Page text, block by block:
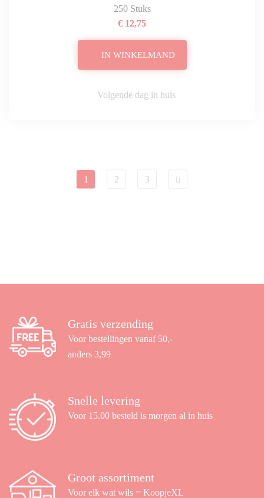
250 Stuks
€ 12,75
IN WINKELMAND
Volgende dag in huis
1 2 3
Gratis verzending
Voor bestellingen vanaf 50,-
anders 3,99
Snelle levering
Voor 15.00 besteld is morgen al in huis
Groot assortiment
Voor elk wat wils = KoopjeXL